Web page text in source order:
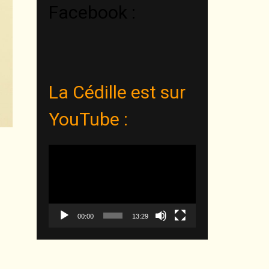
La Cédille est sur
YouTube :
00:00 13:29